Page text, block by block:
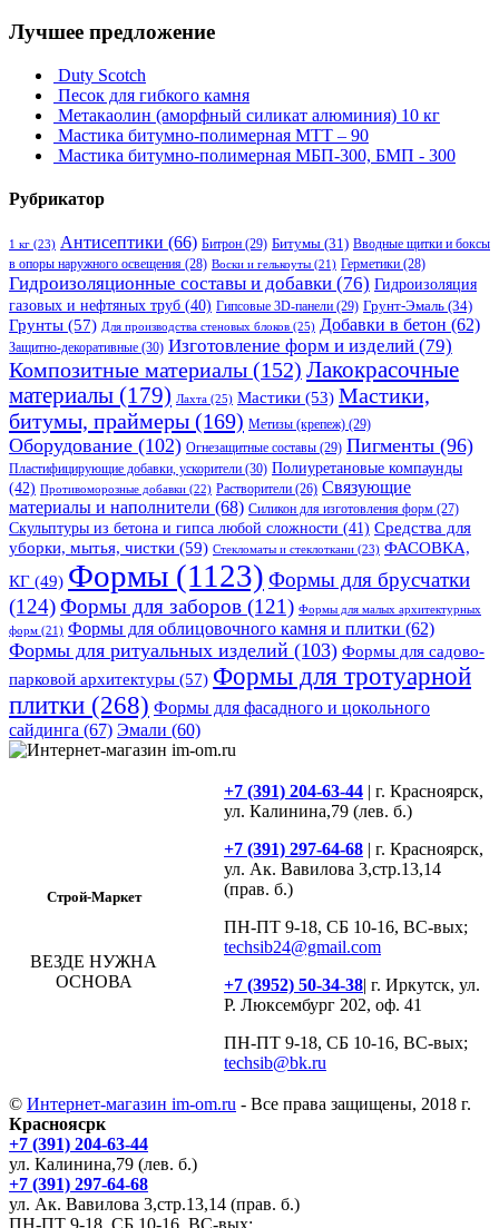
Лучшее предложение
Duty Scotch
Песок для гибкого камня
Метакаолин (аморфный силикат алюминия) 10 кг
Мастика битумно-полимерная МТТ – 90
Мастика битумно-полимерная МБП-300, БМП - 300
Рубрикатор
1 кг (23) Антисептики (66) Битрон (29) Битумы (31) Вводные щитки и боксы
в опоры наружного освещения (28) Воски и гелькоуты (21) Герметики (28)
Гидроизоляционные составы и добавки (76) Гидроизоляция
газовых и нефтяных труб (40) Гипсовые 3D-панели (29) Грунт-Эмаль (34)
Грунты (57) Для производства стеновых блоков (25) Добавки в бетон (62)
Защитно-декоративные (30) Изготовление форм и изделий (79)
Композитные материалы (152) Лакокрасочные
материалы (179) Лахта (25) Мастики (53) Мастики,
битумы, праймеры (169) Метизы (крепеж) (29)
Оборудование (102) Огнезащитные составы (29) Пигменты (96)
Пластифицирующие добавки, ускорители (30) Полиуретановые компаунды
(42) Противоморозные добавки (22) Растворители (26) Связующие
материалы и наполнители (68) Силикон для изготовления форм (27)
Скульптуры из бетона и гипса любой сложности (41) Средства для
уборки, мытья, чистки (59) Стекломаты и стеклоткани (23) ФАСОВКА,
КГ (49) Формы (1123) Формы для брусчатки
(124)Формы для заборов (121) Формы для малых архитектурных
форм (21) Формы для облицовочного камня и плитки (62)
Формы для ритуальных изделий (103) Формы для садово-
парковой архитектуры (57) Формы для тротуарной
плитки (268) Формы для фасадного и цокольного
сайдинга (67) Эмали (60)
Строй-Маркет
ВЕЗДЕ НУЖНА
ОСНОВА
+7 (391) 204-63-44 | г. Красноярск,
ул. Калинина,79 (лев. б.)
+7 (391) 297-64-68 | г. Красноярск,
ул. Ак. Вавилова 3,стр.13,14
(прав. б.)
ПН-ПТ 9-18, СБ 10-16, ВС-вых;
techsib24@gmail.com
+7 (3952) 50-34-38| г. Иркутск, ул.
Р. Люксембург 202, оф. 41
ПН-ПТ 9-18, СБ 10-16, ВС-вых;
techsib@bk.ru
© Интернет-магазин im-om.ru - Все права защищены, 2018 г.
Красноясрк
+7 (391) 204-63-44
ул. Калинина,79 (лев. б.)
+7 (391) 297-64-68
ул. Ак. Вавилова 3,стр.13,14 (прав. б.)